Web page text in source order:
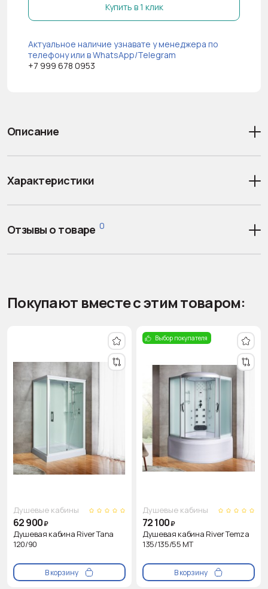
Купить в 1 клик
Актуальное наличие узнавате у менеджера по
телефону или в WhatsApp/Telegram
+7 999 678 0953
Описание
Характеристики
Отзывы о товаре 0
Покупают вместе с этим товаром:
Душевые кабины
62 900₽
Душевая кабина River Tana
120/90
В корзину
Выбор покупателя
Душевые кабины
72 100₽
Душевая кабина River Temza
135/135/55 МТ
В корзину